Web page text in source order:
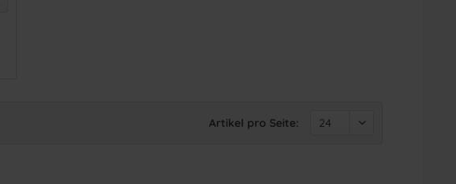
Artikel pro Seite: